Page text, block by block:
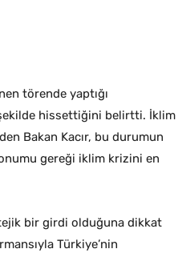
törende yaptığı
hissettiğini belirtti. İklim
Bakan Kacır, bu durumun
gereği iklim krizini en
bir girdi olduğuna dikkat
Türkiye’nin